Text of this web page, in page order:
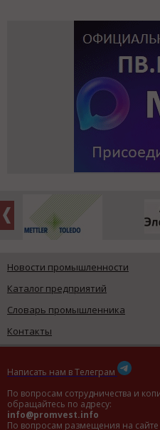
Новости промышленности
Каталог предприятий
Словарь промышленника
Контакты
Написать нам в Телеграм
По вопросам сотрудничества и
обращайтесь по адресу:
info@promvest.info
По вопросам размещения на